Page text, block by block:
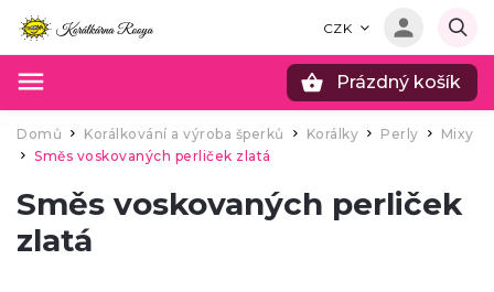
CZK
Prázdný košík
Domů / Korálkování a výroba šperků Korálky / Perly
Mixy
/
Směs voskovaných perliček zlatá
Směs voskovaných perliček
zlatá